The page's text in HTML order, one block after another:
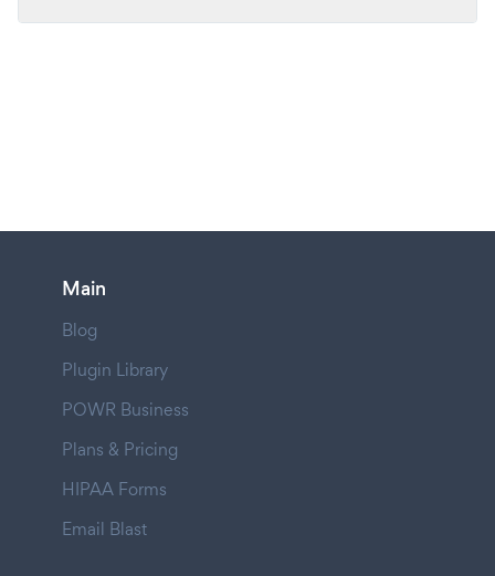
Main
Blog
Plugin Library
POWR Business
Plans & Pricing
HIPAA Forms
Email Blast